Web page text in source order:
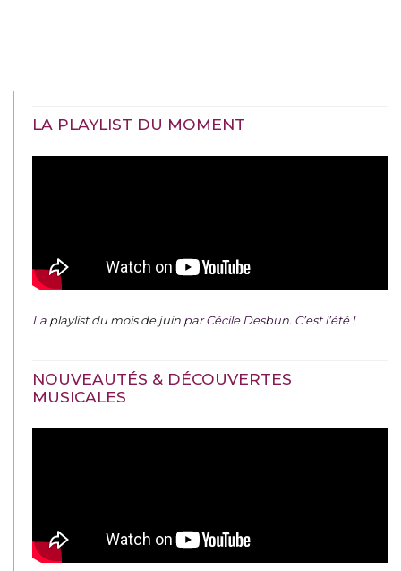
LA PLAYLIST DU MOMENT
La playlist du mois de juin par Cécile Desbun. C’est l’été !
NOUVEAUTÉS & DÉCOUVERTES
MUSICALES